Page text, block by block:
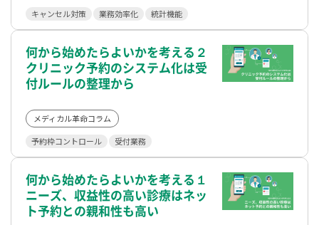
キャンセル対策 業務効率化 統計機能
何から始めたらよいかを考える２
クリニック予約のシステム化は受
付ルールの整理から
メディカル革命コラム
予約枠コントロール 受付業務
何から始めたらよいかを考える１
ニーズ、収益性の高い診療はネッ
ト予約との親和性も高い